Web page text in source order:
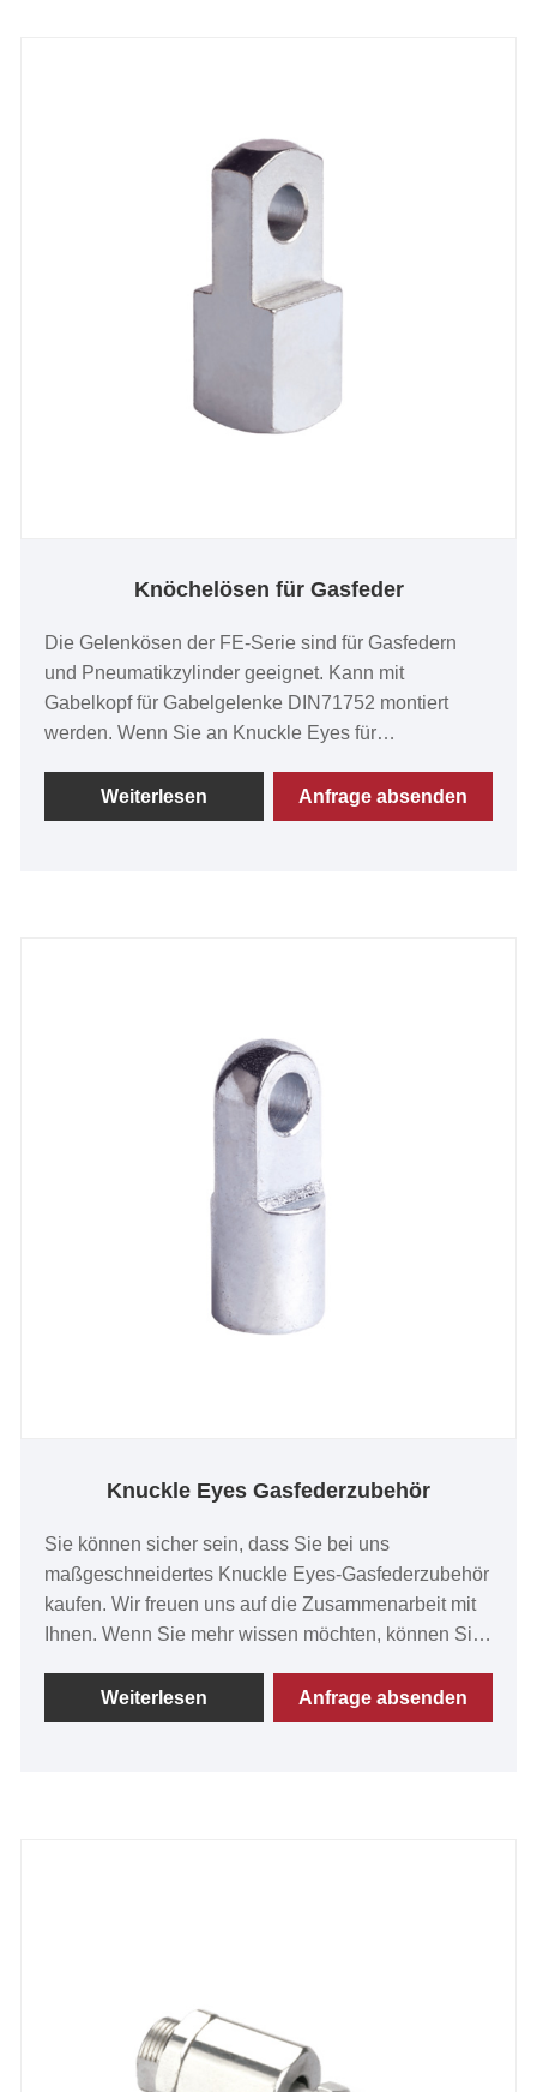
Knöchelösen für Gasfeder
Die Gelenkösen der FE-Serie sind für Gasfedern
und Pneumatikzylinder geeignet. Kann mit
Gabelkopf für Gabelgelenke DIN71752 montiert
werden. Wenn Sie an Knuckle Eyes für
Kontakt mit uns auf. Wir verfolgen die Qualität der
Sicherheit, den Preis des Gewissens und den
Weiterlesen Anfrage absenden
Knuckle Eyes Gasfederzubehör
Sie können sicher sein, dass Sie bei uns
maßgeschneidertes Knuckle Eyes-Gasfederzubehör
kaufen. Wir freuen uns auf die Zusammenarbeit mit
Ihnen. Wenn Sie mehr wissen möchten, können Sie
antworten! Die Gelenkösen der FKE-Serie sind für
die Gasfeder geeignet.
Weiterlesen Anfrage absenden